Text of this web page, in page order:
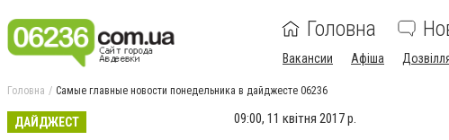
Головна
Вакансии Афіша
Головна Самые главные новости понедельника в дайджесте 06236
ДАЙДЖЕСТ 09:00, 11 квітня 2017 р.